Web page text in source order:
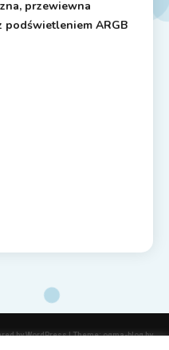
przewiewna
podświetleniem ARGB
by WordPress|Theme: ogma-blog by